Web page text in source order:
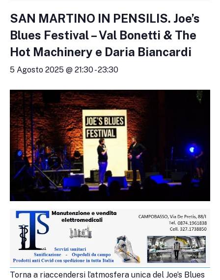
SAN MARTINO IN PENSILIS. Joe’s
Blues Festival – Val Bonetti & The
Hot Machinery e Daria Biancardi
5 Agosto 2025 @ 21:30-23:30
Torna a riaccendersi l’atmosfera unica del Joe’s Blues